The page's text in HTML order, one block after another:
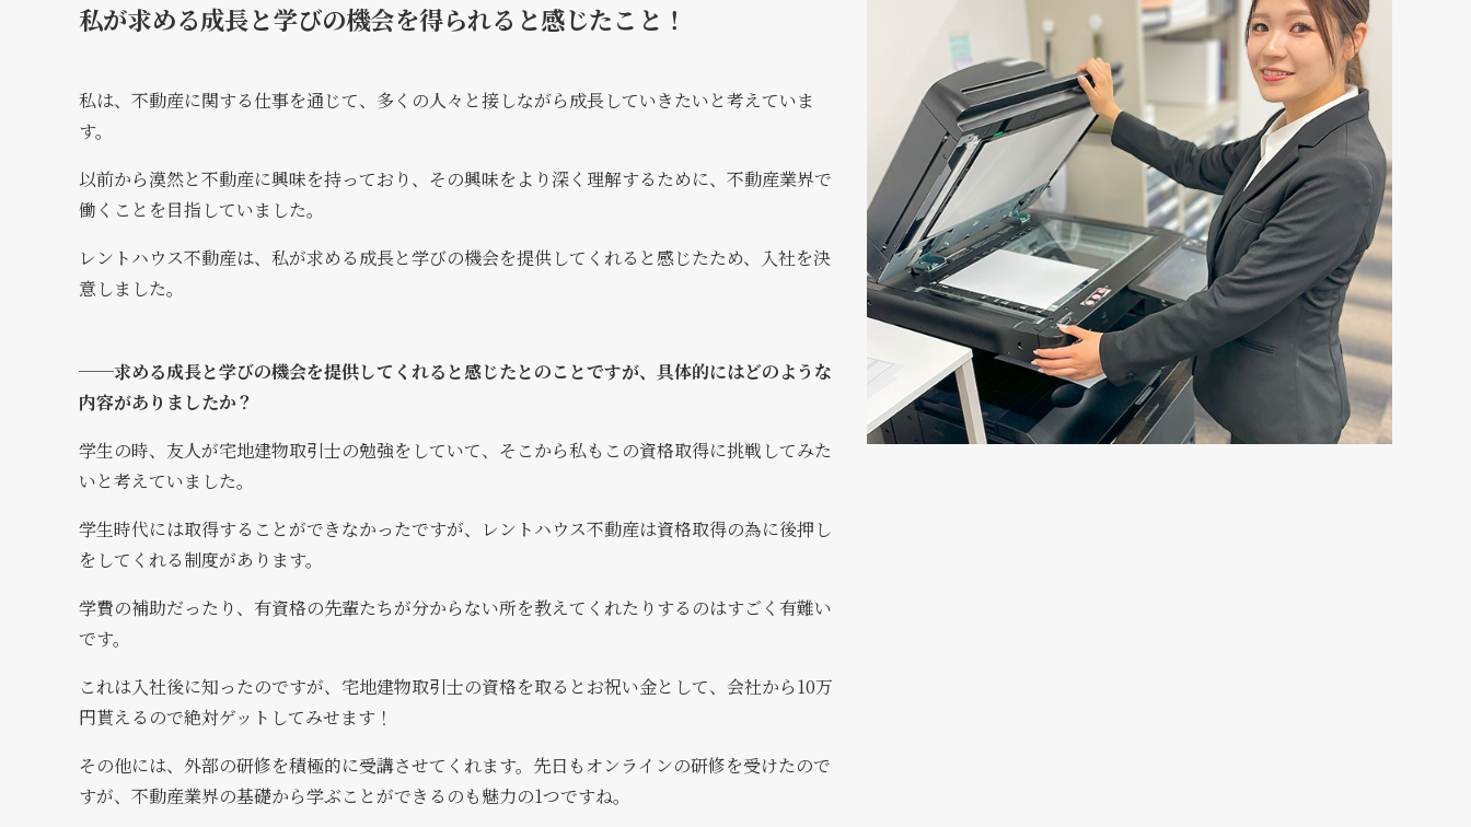
私が求める成長と学びの機会を得られると感じたこと！
私は、不動産に関する仕事を通じて、多くの人々と接しながら成長していきたいと考えていま
す。
以前から漠然と不動産に興味を持っており、その興味をより深く理解するために、不動産業界で
働くことを目指していました。
レントハウス不動産は、私が求める成長と学びの機会を提供してくれると感じたため、入社を決
意しました。
──求める成長と学びの機会を提供してくれると感じたとのことですが、具体的にはどのような
内容がありましたか？
学生の時、友人が宅地建物取引士の勉強をしていて、そこから私もこの資格取得に挑戦してみた
いと考えていました。
学生時代には取得することができなかったですが、レントハウス不動産は資格取得の為に後押し
をしてくれる制度があります。
学費の補助だったり、有資格の先輩たちが分からない所を教えてくれたりするのはすごく有難い
です。
これは入社後に知ったのですが、宅地建物取引士の資格を取るとお祝い金として、会社から10万
円貰えるので絶対ゲットしてみせます！
その他には、外部の研修を積極的に受講させてくれます。先日もオンラインの研修を受けたので
すが、不動産業界の基礎から学ぶことができるのも魅力の1つですね。